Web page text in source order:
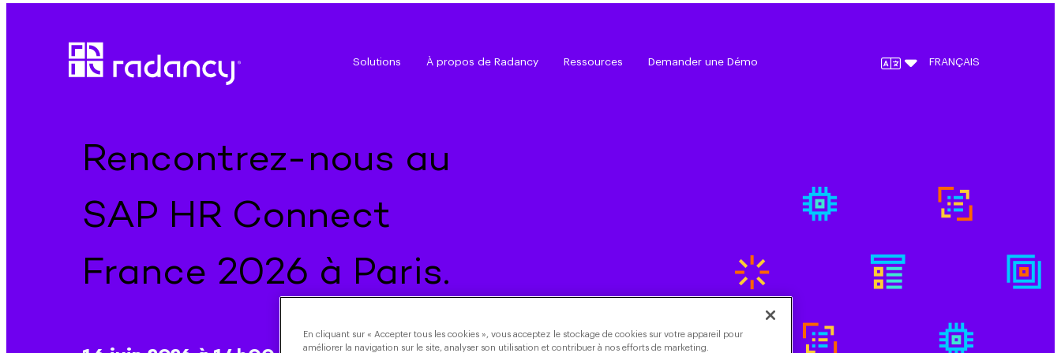
Solutions À propos de Radancy Ressources Demander une Démo FRANÇAIS
Rencontrez-nous au
SAP HR Connect
France 2026 à Paris.
En cliquant sur « Accepter tous les cookies », vous acceptez le stockage de cookies sur votre appareil pour
améliorer la navigation sur le site, analyser son utilisation et contribuer à nos efforts de marketing.